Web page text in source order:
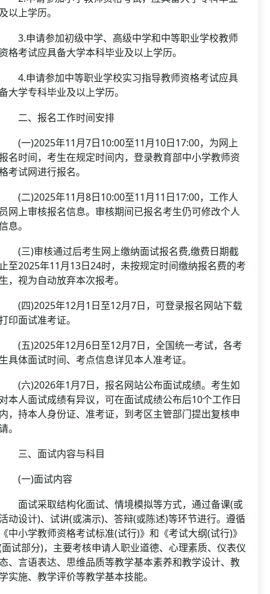
以上学历。
申请参加初级中学、高级中学和中等职业学校教师
格考试应具备大学本科毕业及以上学历。
申请参加中等职业学校实习指导教师资格考试应具
大学专科毕业及以上学历。
、报名工作时间安排
一)2025年11月7日10:00至11月10日17:00，为网上
名时间，考生在规定时间内，登录教育部中小学教师资
考试网进行报名。
二)2025年11月8日10:00至11月11日17:00，工作人
网上审核报名信息。审核期间已报名考生仍可修改个人
息。
三)审核通过后考生网上缴纳面试报名费,缴费日期截
至2025年11月13日24时，未按规定时间缴纳报名费的考
，视为自动放弃本次报考。
四)2025年12月1日至12月7日，可登录报名网站下载
印面试准考证。
五)2025年12月6日至12月7日，全国统一考试，各考
具体面试时间、考点信息详见本人准考证。
六)2026年1月7日，报名网站公布面试成绩。考生如
本人面试成绩有异议，可在面试成绩公布后10个工作日
，持本人身份证、准考证，到考区主管部门提出复核申
。
、面试内容与科目
一)面试内容
试采取结构化面试、情境模拟等方式，通过备课(或
动设计)、试讲(或演示)、答辩(或陈述)等环节进行。遵循
中小学教师资格考试标准(试行)》和《考试大纲(试行)》
试部分)，主要考核申请人职业道德、心理素质、仪表仪
、言语表达、思维品质等教学基本素养和教学设计、教
实施、教学评价等教学基本技能。